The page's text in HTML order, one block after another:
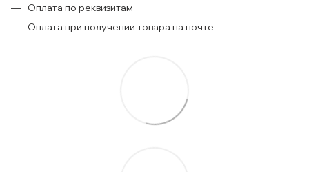
Оплата по реквизитам
Оплата при получении товара на почте